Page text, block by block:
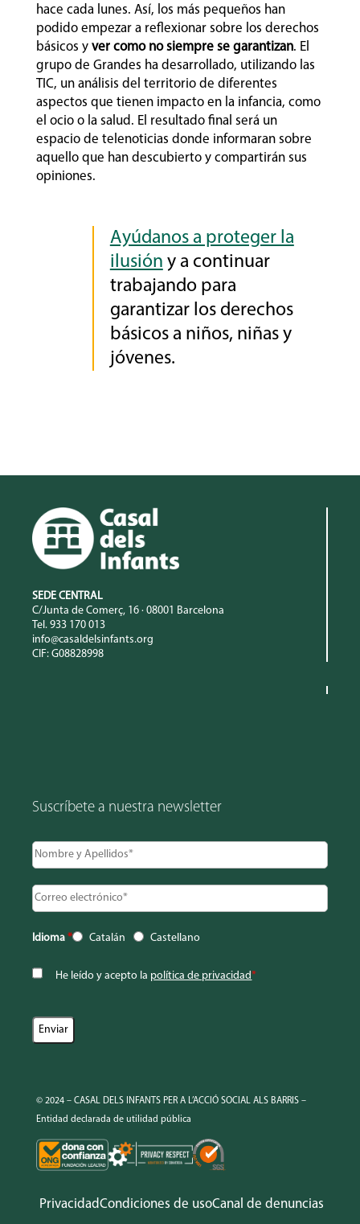
hace cada lunes. Así, los más pequeños han
podido empezar a reflexionar sobre los derechos
básicos y ver como no siempre se garantizan. El
grupo de Grandes ha desarrollado, utilizando las
TIC, un análisis del territorio de diferentes
aspectos que tienen impacto en la infancia, como
el ocio o la salud. El resultado final será un
espacio de telenoticias donde informaran sobre
aquello que han descubierto y compartirán sus
opiniones.
Ayúdanos a proteger la
ilusión y a continuar
trabajando para
garantizar los derechos
básicos a niños, niñas y
jóvenes.
SEDE CENTRAL
C/Junta de Comerç, 16 · 08001 Barcelona
Tel. 933 170 013
info@casaldelsinfants.org
CIF: G08828998
Suscríbete a nuestra newsletter
Idioma * Catalán Castellano
He leído y acepto la política de privacidad*
© 2024 – CASAL DELS INFANTS PER A L’ACCIÓ SOCIAL ALS BARRIS –
Entidad declarada de utilidad pública
PrivacidadCondiciones de usoCanal de denuncias